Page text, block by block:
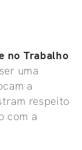
no Trabalho
uma
a
respeito
com a